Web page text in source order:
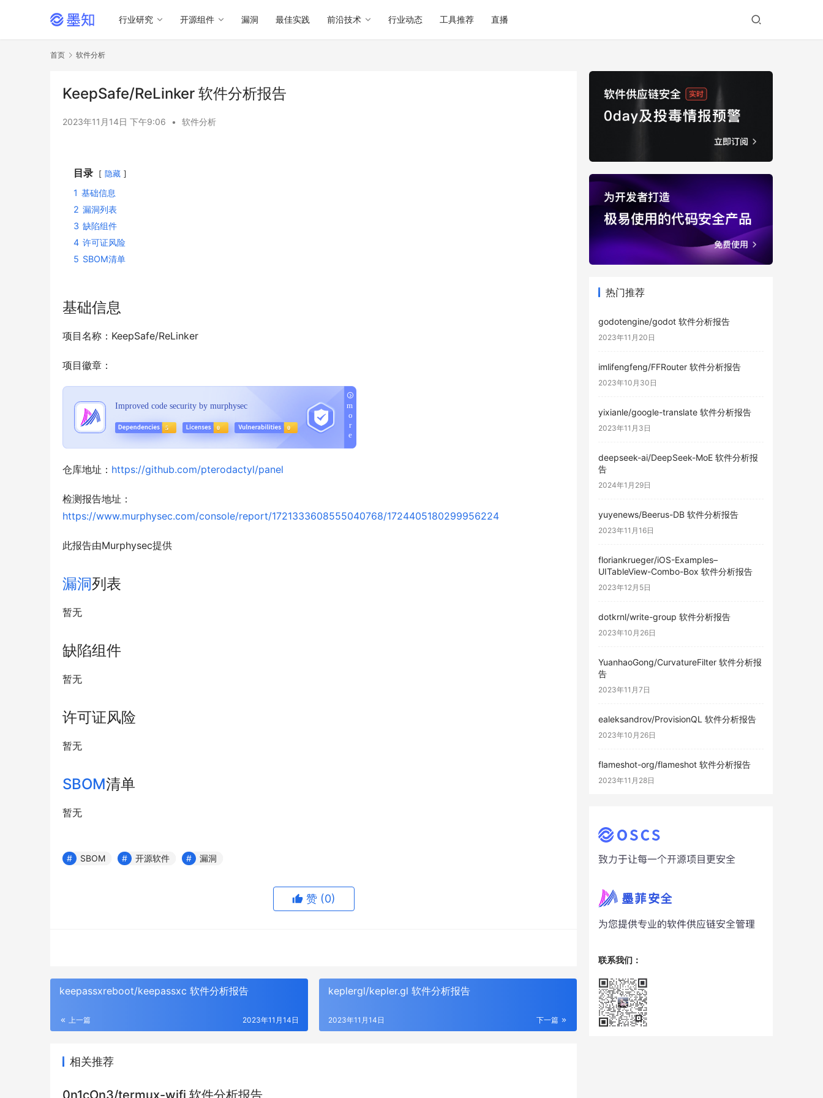
行业研究 开源组件 漏洞 最佳实践 前沿技术 行业动态 工具推荐 直播
首页 软件分析
KeepSafe/ReLinker 软件分析报告
2023年11月14日 下午9:06 • 软件分析
目录 隐藏
1 基础信息
2 漏洞列表
3 缺陷组件
4 许可证风险
5 SBOM清单
基础信息
项目名称：KeepSafe/ReLinker
项目徽章：
仓库地址： https://github.com/pterodactyl/panel
检测报告地址：
https://www.murphysec.com/console/report/1721333608555040768/1724405180299956224
此报告由Murphysec提供
漏洞列表
暂无
缺陷组件
暂无
许可证风险
暂无
SBOM清单
暂无
SBOM 开源软件 漏洞
赞 (0)
keepassxreboot/keepassxc 软件分析报告
上一篇 2023年11月14日
keplergl/kepler.gl 软件分析报告
下一篇
2023年11月14日
相关推荐
热门推荐
godotengine/godot 软件分析报告
2023年11月20日
imlifengfeng/FFRouter 软件分析报告
2023年10月30日
yixianle/google-translate 软件分析报告
2023年11月3日
deepseek-ai/DeepSeek-MoE 软件分析报
告
2024年1月29日
yuyenews/Beerus-DB 软件分析报告
2023年11月16日
floriankrueger/iOS-Examples–
UITableView-Combo-Box 软件分析报告
2023年12月5日
dotkrnl/write-group 软件分析报告
2023年10月26日
YuanhaoGong/CurvatureFilter 软件分析报
告
2023年11月7日
ealeksandrov/ProvisionQL 软件分析报告
2023年10月26日
flameshot-org/flameshot 软件分析报告
2023年11月28日
联系我们：